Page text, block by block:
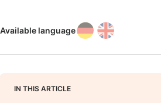
Available language
IN THIS ARTICLE